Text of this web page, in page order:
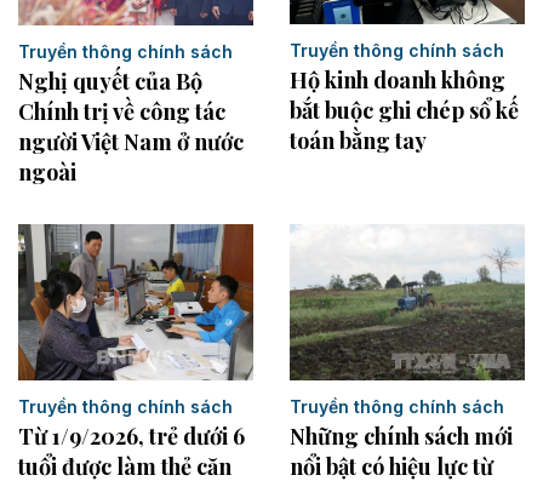
Truyền thông chính sách
Nghị quyết của Bộ
Chính trị về công tác
người Việt Nam ở nước
ngoài
Truyền thông chính sách
Hộ kinh doanh không
bắt buộc ghi chép sổ kế
toán bằng tay
Truyền thông chính sách
Từ 1/9/2026, trẻ dưới 6
tuổi được làm thẻ căn
Truyền thông chính sách
Những chính sách mới
nổi bật có hiệu lực từ